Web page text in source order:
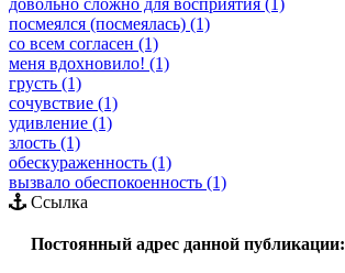
довольно сложно для восприятия (1)
посмеялся (посмеялась) (1)
со всем согласен (1)
меня вдохновило! (1)
грусть (1)
сочувствие (1)
удивление (1)
злость (1)
обескураженность (1)
вызвало обеспокоенность (1)
Ссылка
Постоянный адрес данной публикации: